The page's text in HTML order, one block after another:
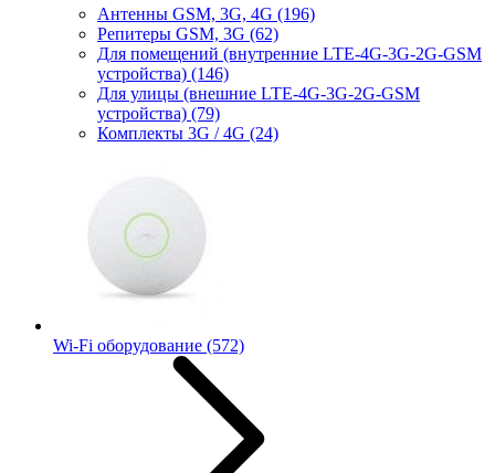
Антенны GSM, 3G, 4G (196)
Репитеры GSM, 3G (62)
Для помещений (внутренние LTE-4G-3G-2G-GSM
устройства) (146)
Для улицы (внешние LTE-4G-3G-2G-GSM
устройства) (79)
Комплекты 3G / 4G (24)
Wi-Fi оборудование (572)